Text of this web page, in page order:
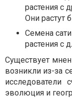
растения с
Они растут
Семена
растения с
Существует
возникли из-за
исследователи
эволюция и